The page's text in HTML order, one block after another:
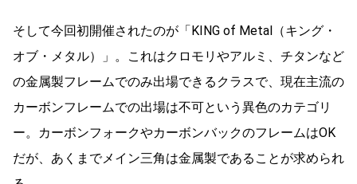
そして今回初開催されたのが「KING of Metal（キング・
オブ・メタル）」。これはクロモリやアルミ、チタンなど
の金属製フレームでのみ出場できるクラスで、現在主流の
カーボンフレームでの出場は不可という異色のカテゴリ
ー。カーボンフォークやカーボンバックのフレームはOK
だが、あくまでメイン三角は金属製であることが求められ